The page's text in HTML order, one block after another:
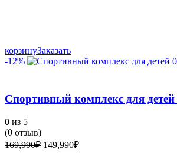
корзинуЗаказать
-12%
Спортивный комплекс для детей
0 из 5
(0 отзыв)
169,990₽ Первоначальная
149,990₽Текущая